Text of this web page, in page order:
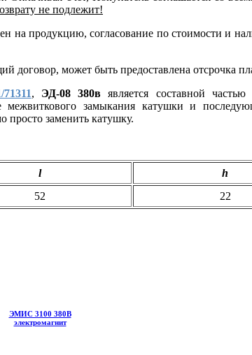
не подлежит!
на продукцию, согласование по стоимости
договор, может быть предоставлена отсрочка
, ЭД-08 380в является составной частью
замыкания катушки и
просто заменить катушку.
l h
52 22
ЭМИС 3100 380В
электромагнит